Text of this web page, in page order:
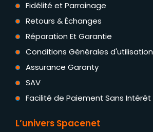
Fidélité et Parrainage
Retours & Échanges
Réparation Et Garantie
Conditions Générales d'utilisation
Assurance Garanty
SAV
Facilité de Paiement Sans Intérêt
L’univers Spacenet